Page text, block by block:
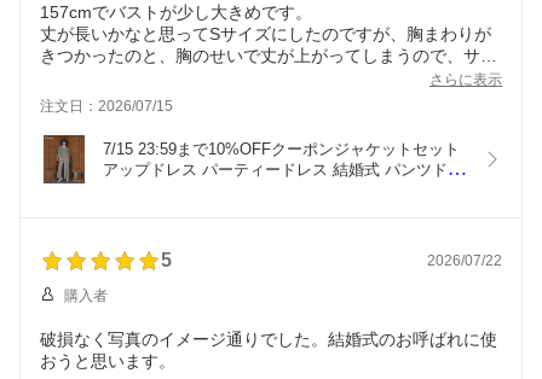
157cmでバストが少し大きめです。
丈が長いかなと思ってSサイズにしたのですが、胸まわりが
きつかったのと、胸のせいで丈が上がってしまうので、サイ
スタッフさんに丁寧に対応していただき、すぐにMサイズが
チャコールのカラーも素敵で、着るのが楽しみです。
さらに表示
注文日：2026/07/15
7/15 23:59まで10%OFFクーポンジャケットセット
アップドレス パーティードレス 結婚式 パンツドレ
フォーマル
5 2026/07/22
購入者
破損なく写真のイメージ通りでした。結婚式のお呼ばれに使
おうと思います。